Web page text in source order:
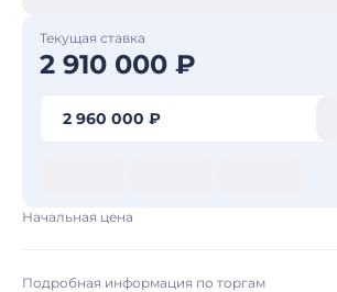
Текущая ставка
2 910 000 ₽
2 960 000 ₽
Начальная цена
Подробная информация по торгам